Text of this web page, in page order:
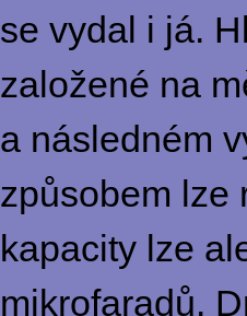
se vydal i já.
založené na
a následném
způsobem lze
kapacity lze
mikrofaradů.